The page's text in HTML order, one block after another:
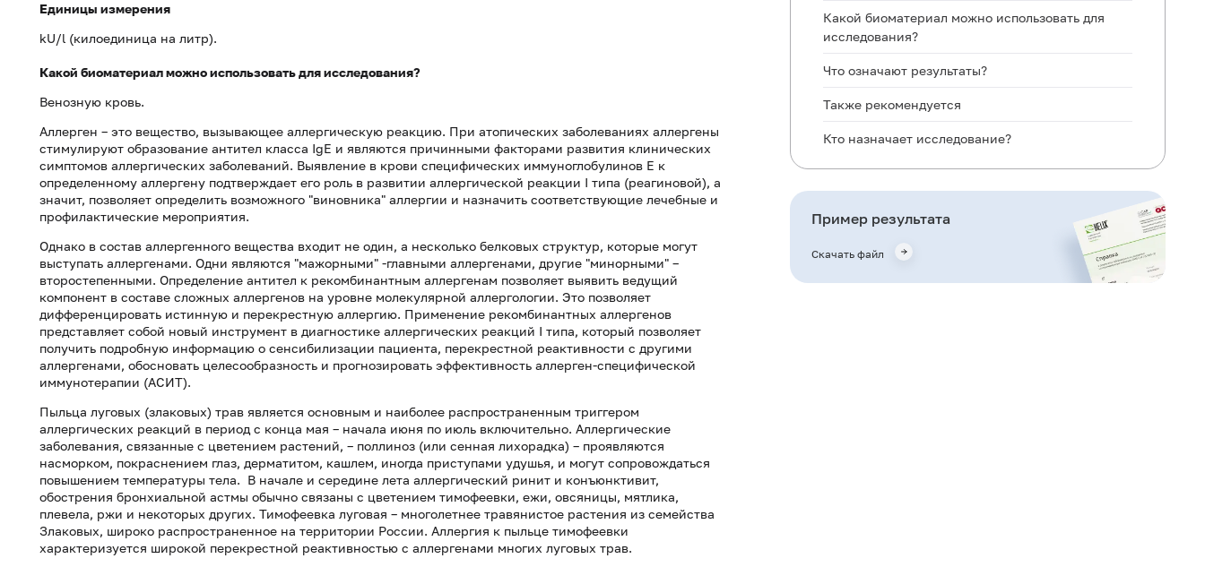
Единицы измерения
kU/l (килоединица на литр).
Какой биоматериал можно использовать для исследования?
Венозную кровь.
Аллерген – это вещество, вызывающее аллергическую реакцию. При атопических заболеваниях аллергены
стимулируют образование антител класса IgE и являются причинными факторами развития клинических
симптомов аллергических заболеваний. Выявление в крови специфических иммуноглобулинов Е к
определенному аллергену подтверждает его роль в развитии аллергической реакции I типа (реагиновой), а
значит, позволяет определить возможного "виновника" аллергии и назначить соответствующие лечебные и
профилактические мероприятия.
Однако в состав аллергенного вещества входит не один, а несколько белковых структур, которые могут
выступать аллергенами. Одни являются "мажорными" -главными аллергенами, другие "минорными" –
второстепенными. Определение антител к рекомбинантным аллергенам позволяет выявить ведущий
компонент в составе сложных аллергенов на уровне молекулярной аллергологии. Это позволяет
дифференцировать истинную и перекрестную аллергию. Применение рекомбинантных аллергенов
представляет собой новый инструмент в диагностике аллергических реакций I типа, который позволяет
получить подробную информацию о сенсибилизации пациента, перекрестной реактивности с другими
аллергенами, обосновать целесообразность и прогнозировать эффективность аллерген-специфической
иммунотерапии (АСИТ).
Пыльца луговых (злаковых) трав является основным и наиболее распространенным триггером
аллергических реакций в период с конца мая – начала июня по июль включительно. Аллергические
заболевания, связанные с цветением растений, – поллиноз (или сенная лихорадка) – проявляются
насморком, покраснением глаз, дерматитом, кашлем, иногда приступами удушья, и могут сопровождаться
повышением температуры тела. В начале и середине лета аллергический ринит и конъюнктивит,
обострения бронхиальной астмы обычно связаны с цветением тимофеевки, ежи, овсяницы, мятлика,
плевела, ржи и некоторых других. Тимофеевка луговая – многолетнее травянистое растения из семейства
Злаковых, широко распространенное на территории России. Аллергия к пыльце тимофеевки
характеризуется широкой перекрестной реактивностью с аллергенами многих луговых трав.
Какой биоматериал можно использовать для
исследования?
Что означают результаты?
Также рекомендуется
Кто назначает исследование?
Литература
Пример результата
Скачать файл